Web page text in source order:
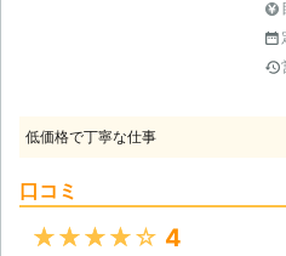
て
と
あ
低価格で丁寧な仕事
口コミ
★★★★★ 4